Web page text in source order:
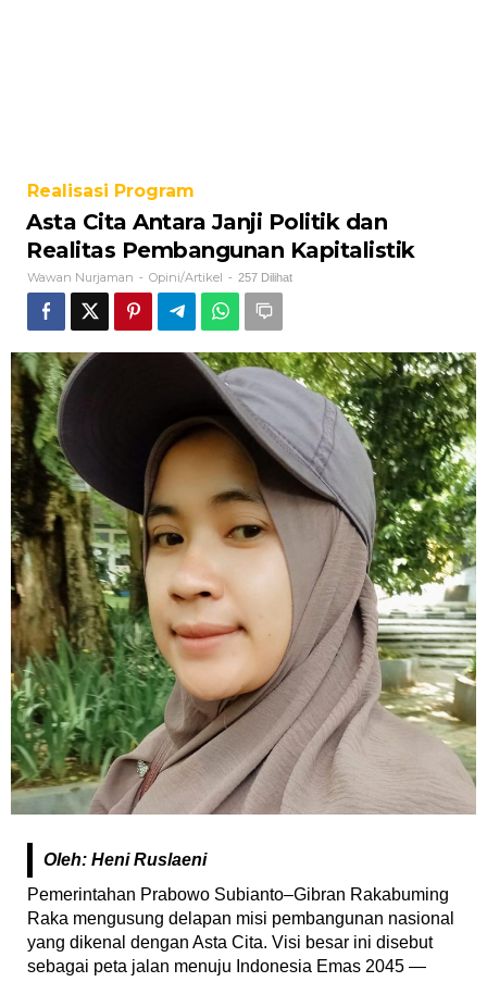
Realisasi Program
Asta Cita Antara Janji Politik dan
Realitas Pembangunan Kapitalistik
Wawan Nurjaman - Opini/Artikel - 257 Dilihat
Oleh: Heni Ruslaeni
Pemerintahan Prabowo Subianto–Gibran Rakabuming
Raka mengusung delapan misi pembangunan nasional
yang dikenal dengan Asta Cita. Visi besar ini disebut
sebagai peta jalan menuju Indonesia Emas 2045 —